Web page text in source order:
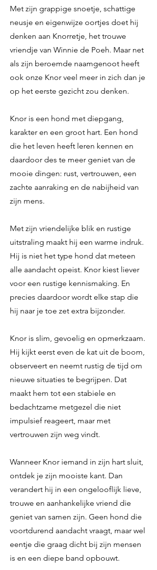
Met zijn grappige snoetje, schattige
neusje en eigenwijze oortjes doet hij
denken aan Knorretje, het trouwe
vriendje van Winnie de Poeh. Maar net
als zijn beroemde naamgenoot heeft
ook onze Knor veel meer in zich dan je
op het eerste gezicht zou denken.
Knor is een hond met diepgang,
karakter en een groot hart. Een hond
die het leven heeft leren kennen en
daardoor des te meer geniet van de
mooie dingen: rust, vertrouwen, een
zachte aanraking en de nabijheid van
zijn mens.
Met zijn vriendelijke blik en rustige
uitstraling maakt hij een warme indruk.
Hij is niet het type hond dat meteen
alle aandacht opeist. Knor kiest liever
voor een rustige kennismaking. En
precies daardoor wordt elke stap die
hij naar je toe zet extra bijzonder.
Knor is slim, gevoelig en opmerkzaam.
Hij kijkt eerst even de kat uit de boom,
observeert en neemt rustig de tijd om
nieuwe situaties te begrijpen. Dat
maakt hem tot een stabiele en
bedachtzame metgezel die niet
impulsief reageert, maar met
vertrouwen zijn weg vindt.
Wanneer Knor iemand in zijn hart sluit,
ontdek je zijn mooiste kant. Dan
verandert hij in een ongelooflijk lieve,
trouwe en aanhankelijke vriend die
geniet van samen zijn. Geen hond die
voortdurend aandacht vraagt, maar wel
eentje die graag dicht bij zijn mensen
is en een diepe band opbouwt.